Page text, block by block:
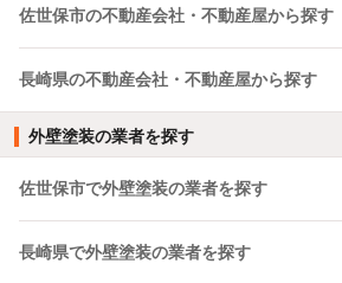
佐世保市の不動産会社・不動産屋から探す
長崎県の不動産会社・不動産屋から探す
外壁塗装の業者を探す
佐世保市で外壁塗装の業者を探す
長崎県で外壁塗装の業者を探す